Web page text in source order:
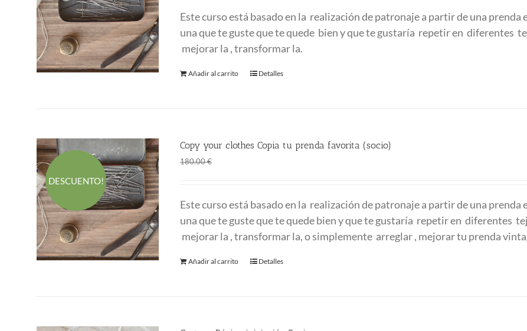
Este curso está basado en la realización de patronaje a partir de una prenda
una que te guste que te quede bien y que te gustaría repetir en diferentes
mejorar la , transformar la.
Añadir al carrito Detalles
DESCUENTO!
Copy your clothes Copia tu prenda favorita (socio)
180.00€
era:
180.00 €.
es:
120.00 €.
Este curso está basado en la realización de patronaje a partir de una prenda
una que te guste que te quede bien y que te gustaría repetir en diferentes
mejorar la , transformar la, o simplemente arreglar , mejorar tu prenda
Añadir al carrito Detalles